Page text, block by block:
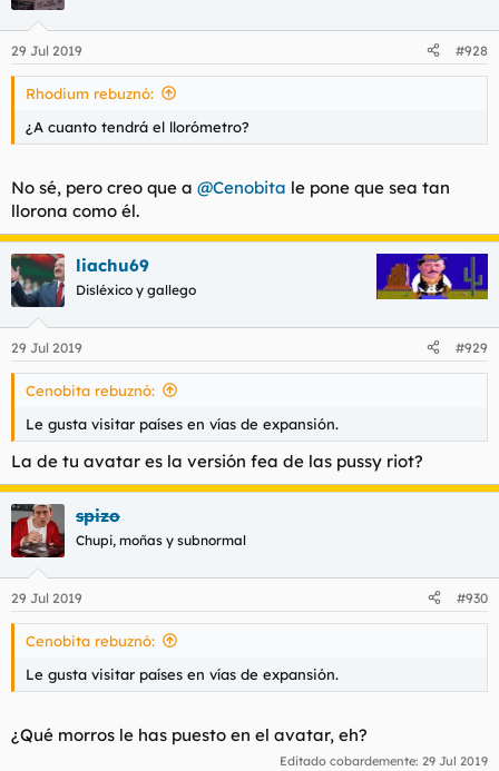
29 Jul 2019 #928
Rhodium rebuznó:
¿A cuanto tendrá el llorómetro?
No sé, pero creo que a @Cenobita le pone que sea tan
llorona como él.
liachu69
Disléxico y gallego
29 Jul 2019 #929
Cenobita rebuznó:
Le gusta visitar países en vías de expansión.
La de tu avatar es la versión fea de las pussy riot?
spizo
Chupi, moñas y subnormal
29 Jul 2019 #930
Cenobita rebuznó:
Le gusta visitar países en vías de expansión.
¿Qué morros le has puesto en el avatar, eh?
Editado cobardemente: 29 Jul 2019